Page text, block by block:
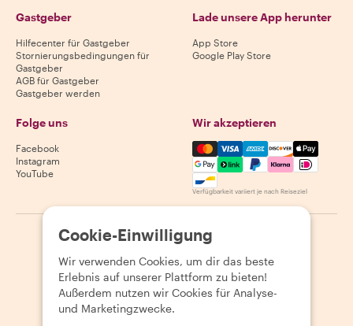
Gastgeber
Hilfecenter für Gastgeber
Stornierungsbedingungen für
Gastgeber
AGB für Gastgeber
Gastgeber werden
Lade unsere App herunter
App Store
Google Play Store
Folge uns
Facebook
Instagram
YouTube
Wir akzeptieren
Mastercard, Visa, Amex,
Verfügbarkeit variiert je nach Reiseziel
2026 Withlocals.com | Datenschutzerklärung
Seitenübersicht
Cookie-Einwilligung
Wir verwenden Cookies, um dir das beste
Erlebnis auf unserer Plattform zu bieten!
Außerdem nutzen wir Cookies für Analyse-
und Marketingzwecke.